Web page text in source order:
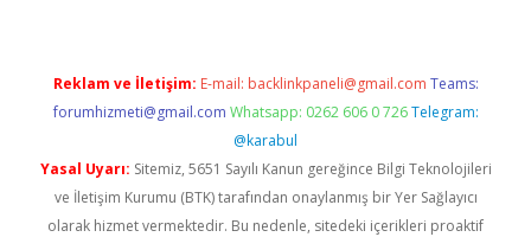
Reklam ve İletişim: E-mail: backlinkpaneli@gmail.com Teams:
forumhizmeti@gmail.com Whatsapp: 0262 606 0 726 Telegram:
@karabul
Yasal Uyarı: Sitemiz, 5651 Sayılı Kanun gereğince Bilgi Teknolojileri
ve İletişim Kurumu (BTK) tarafından onaylanmış bir Yer Sağlayıcı
olarak hizmet vermektedir. Bu nedenle, sitedeki içerikleri proaktif